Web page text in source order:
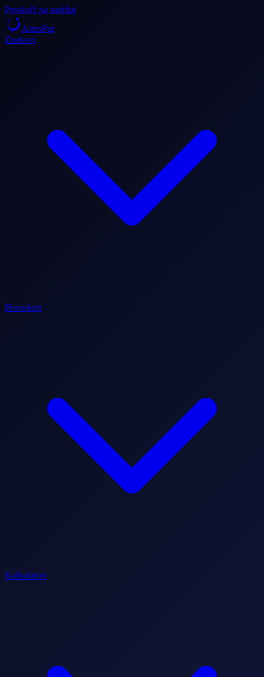
Preskoči na sadržaj
AstroPut
Znakovi
Horoskop
Kalkulatori